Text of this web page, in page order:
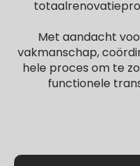
Met aandacht
vakmanschap,
hele proces om te
functionele